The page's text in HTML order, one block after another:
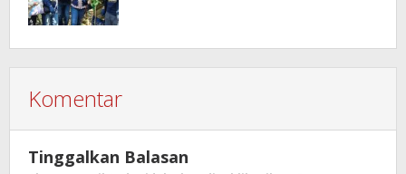
Komentar
Tinggalkan Balasan